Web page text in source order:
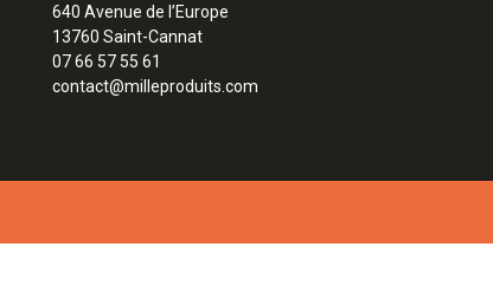
640 Avenue de l’Europe
13760 Saint-Cannat
07 66 57 55 61
contact@milleproduits.com